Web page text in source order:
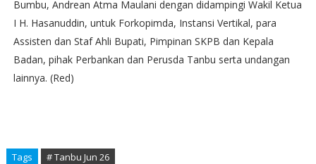
Bumbu, Andrean Atma Maulani dengan didampingi Wakil Ketua
I H. Hasanuddin, untuk Forkopimda, Instansi Vertikal, para
Assisten dan Staf Ahli Bupati, Pimpinan SKPB dan Kepala
Badan, pihak Perbankan dan Perusda Tanbu serta undangan
lainnya. (Red)
Tags # Tanbu Jun 26